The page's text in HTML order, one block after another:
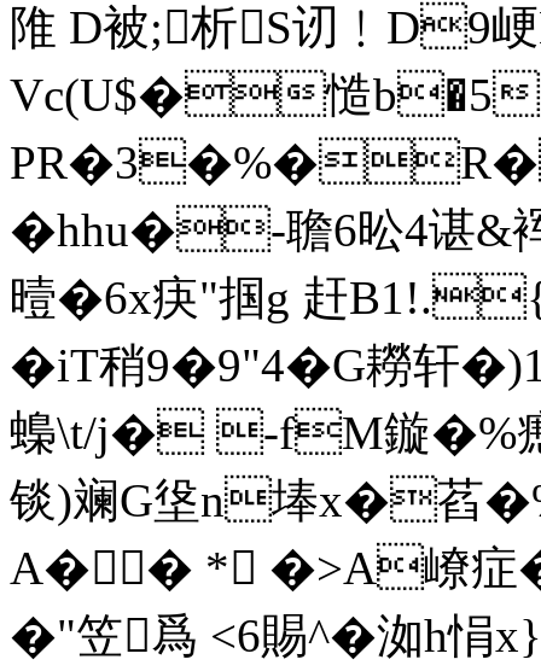
陮 D被;析S讱﹗D9
Vc(U$�慥b�5
PR�3�%�R�V
�hhu�-聸6昖4谌&
曀�6x疦"掴g 赶
�iT稍9�9"4�G耮轩
蟂\t/j� -fM鏇�%瘛
锬)斓 G垼n埲x�萏
A� � * �>A嶛症
�"笠爲 <6賜^�洳h悁